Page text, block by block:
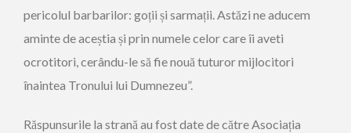
pericolul barbarilor: goții și sarmații. Astăzi ne aducem
aminte de aceștia și prin numele celor care îi aveti
ocrotitori, cerându-le să fie nouă tuturor mijlocitori
înaintea Tronului lui Dumnezeu”.
Răspunsurile la strană au fost date de către Asociația